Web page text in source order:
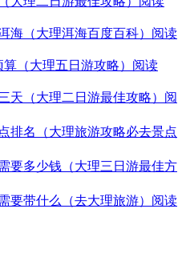
海（大理洱海百度百科） 阅读
（大理五日游攻略） 阅读
天（大理二日游最佳攻略） 阅
排名（大理旅游攻略必去景点
要多少钱（大理三日游最佳方
要带什么（去大理旅游） 阅读